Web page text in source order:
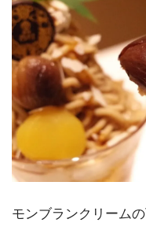
モンブランクリーム